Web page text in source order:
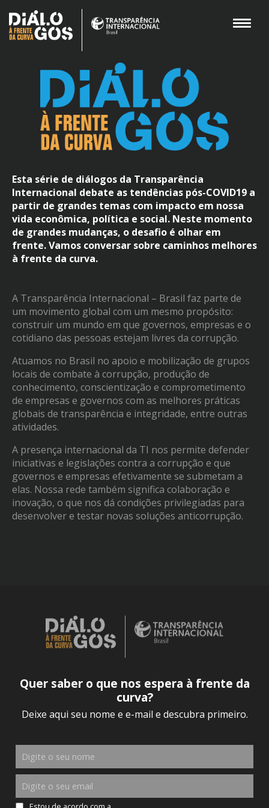
Esta série de diálogos da Transparência
Internacional debate as tendências pós-COVID19 a
partir de grandes temas com impacto em nossa
vida econômica, política e social. Neste momento
de grandes mudanças, o desafio é olhar em
frente. Vamos conversar sobre caminhos melhores
à frente da curva.
A Transparência Internacional – Brasil faz parte de
um movimento global com um mesmo propósito:
construir um mundo em que governos, empresas e o
cotidiano das pessoas estejam livres da corrupção.
Atuamos no Brasil no apoio e mobilização de grupos
locais de combate à corrupção, produção de
conhecimento, conscientização e comprometimento
de empresas e governos com as melhores práticas
globais de transparência e integridade, entre outras
atividades.
A presença internacional da TI nos permite defender
iniciativas e legislações contra a corrupção e que
governos e empresas efetivamente se submetam a
elas. Nossa rede também significa colaboração e
inovação, o que nos dá condições privilegiadas para
desenvolver e testar novas soluções anticorrupção.
Quer saber o que nos espera à frente da
curva?
Deixe aqui seu nome e e-mail e descubra primeiro.